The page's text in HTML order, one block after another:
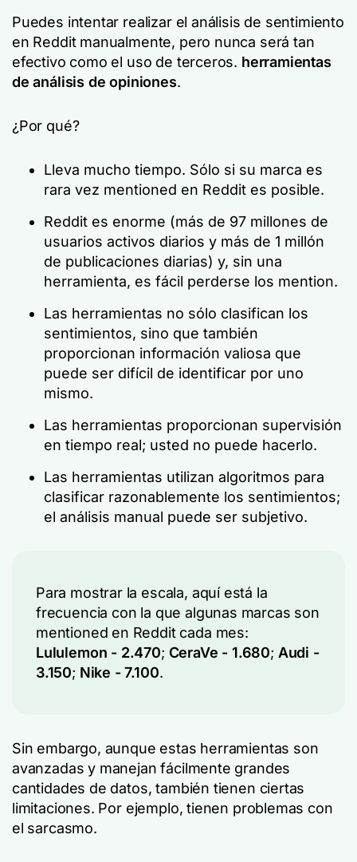
Puedes intentar realizar el análisis de sentimiento
en Reddit manualmente, pero nunca será tan
efectivo como el uso de terceros. herramientas
de análisis de opiniones.
¿Por qué?
Lleva mucho tiempo. Sólo si su marca es
rara vez mentioned en Reddit es posible.
Reddit es enorme (más de 97 millones de
usuarios activos diarios y más de 1 millón
de publicaciones diarias) y, sin una
herramienta, es fácil perderse los mention.
Las herramientas no sólo clasifican los
sentimientos, sino que también
proporcionan información valiosa que
puede ser difícil de identificar por uno
mismo.
Las herramientas proporcionan supervisión
en tiempo real; usted no puede hacerlo.
Las herramientas utilizan algoritmos para
clasificar razonablemente los sentimientos;
el análisis manual puede ser subjetivo.
Para mostrar la escala, aquí está la
frecuencia con la que algunas marcas son
mentioned en Reddit cada mes:
Lululemon - 2.470; CeraVe - 1.680; Audi -
3.150; Nike - 7.100.
Sin embargo, aunque estas herramientas son
avanzadas y manejan fácilmente grandes
cantidades de datos, también tienen ciertas
limitaciones. Por ejemplo, tienen problemas con
el sarcasmo.